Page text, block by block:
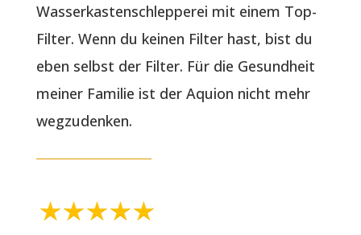
Wasserkastenschlepperei mit einem Top-
Filter. Wenn du keinen Filter hast, bist du
eben selbst der Filter. Für die Gesundheit
meiner Familie ist der Aquion nicht mehr
wegzudenken.